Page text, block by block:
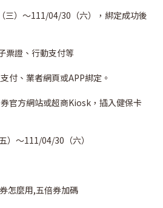
三）～111/04/30（六），綁定成功後
票證、行動支付等
付、業者網頁或APP綁定。
官方網站或超商Kiosk，插入健保卡
）～111/04/30（六）